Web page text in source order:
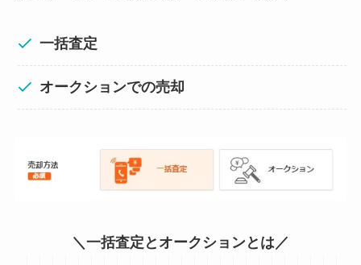
一括査定
オークションでの売却
＼一括査定とオークションとは／